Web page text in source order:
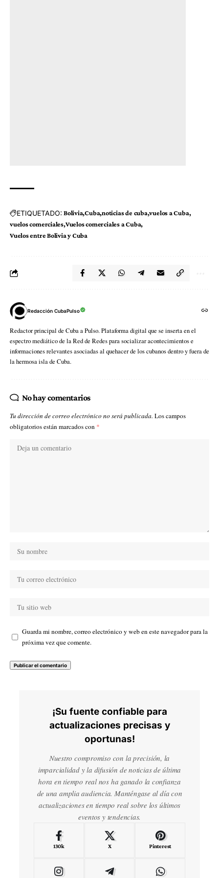
ETIQUETADO: Bolivia Cuba noticias de cuba vuelos a Cuba
vuelos comerciales Vuelos comerciales a Cuba
Vuelos entre Bolivia y Cuba
Redacción CubaPulso
Redactor principal de Cuba a Pulso. Plataforma digital que se inserta en el
espectro mediático de la Red de Redes para socializar acontecimientos e
informaciones relevantes asociadas al quehacer de los cubanos dentro y fuera de
la hermosa isla de Cuba.
No hay comentarios
Tu dirección de correo electrónico no será publicada. Los campos
obligatorios están marcados con *
Guarda mi nombre, correo electrónico y web en este navegador para la
próxima vez que comente.
¡Su fuente confiable para
actualizaciones precisas y
oportunas!
Nuestro compromiso con la precisión, la
imparcialidad y la difusión de noticias de última
hora en tiempo real nos ha ganado la confianza
de una amplia audiencia. Manténgase al día con
actualizaciones en tiempo real sobre los últimos
eventos y tendencias.
130k X Pinterest